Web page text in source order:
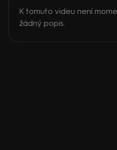
K tomuto videu není
žádný popis.